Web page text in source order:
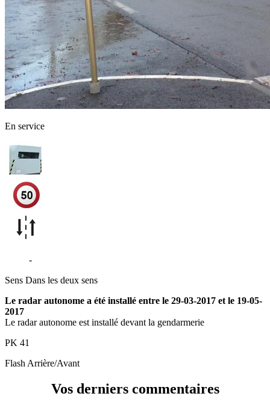
En service
-
Sens Dans les deux sens
Le radar autonome a été installé entre le 29-03-2017 et le 19-05-
2017
Le radar autonome est installé devant la gendarmerie
PK 41
Flash Arrière/Avant
Vos derniers commentaires